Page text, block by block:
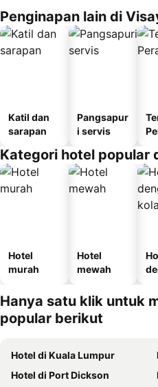
Penginapan lain di
Katil dan
sarapan
Pangsapur
i servis
Kategori hotel popular
Hotel
murah
Hotel
mewah
Hanya satu klik untuk
popular berikut
Hotel di Kuala Lumpur
Hotel di Port Dickson